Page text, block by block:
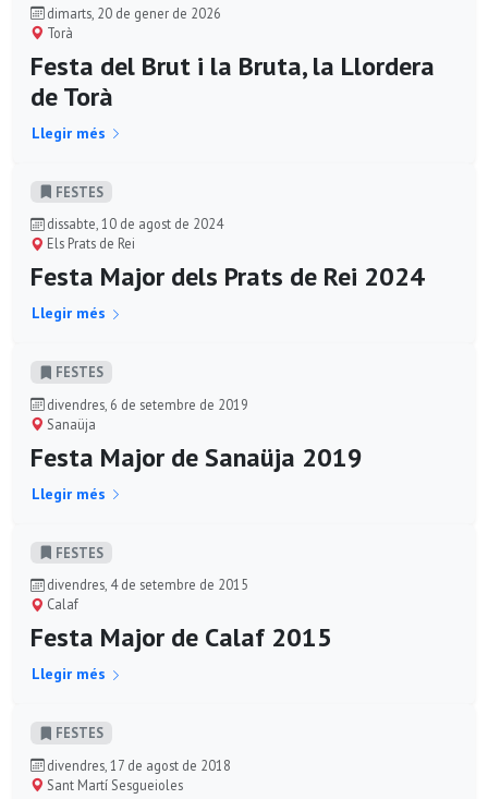
dimarts, 20 de gener de 2026
Torà
Festa del Brut i la Bruta, la Llordera
de Torà
Llegir més
FESTES
dissabte, 10 de agost de 2024
Els Prats de Rei
Festa Major dels Prats de Rei 2024
Llegir més
FESTES
divendres, 6 de setembre de 2019
Sanaüja
Festa Major de Sanaüja 2019
Llegir més
FESTES
divendres, 4 de setembre de 2015
Calaf
Festa Major de Calaf 2015
Llegir més
FESTES
divendres, 17 de agost de 2018
Sant Martí Sesgueioles